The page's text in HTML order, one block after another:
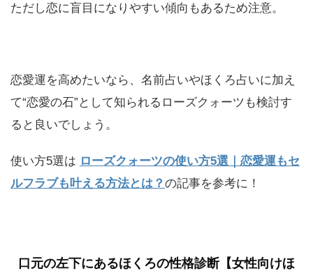
ただし恋に盲目になりやすい傾向もあるため注意。
恋愛運を高めたいなら、名前占いやほくろ占いに加え
て“恋愛の石”として知られるローズクォーツも検討す
ると良いでしょう。
使い方5選は ローズクォーツの使い方5選｜恋愛運もセ
ルフラブも叶える方法とは？ の記事を参考に！
口元の左下にあるほくろの性格診断【女性向けほ